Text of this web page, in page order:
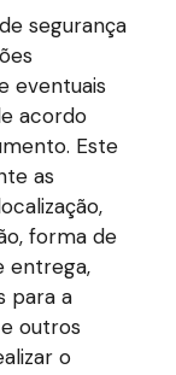
segurança
eventuais
acordo
Este
as
forma de
entrega,
para a
outros
o